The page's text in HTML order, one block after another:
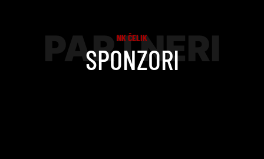
PARTNERI
NK ČELIK
SPONZORI